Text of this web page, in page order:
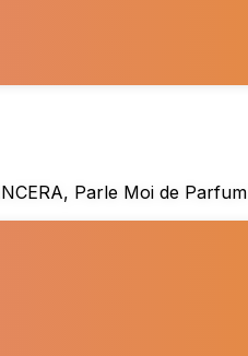
Parle Moi de Parfum